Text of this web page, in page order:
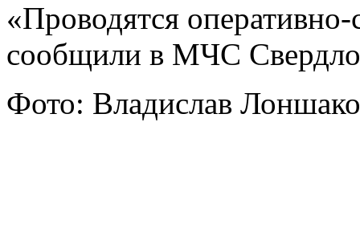
«Проводятся
сообщили в МЧС
Фото: Владислав